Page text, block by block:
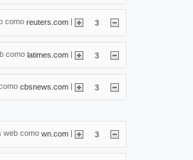
como reuters.com 3
como latimes.com | 3
cbsnews.com | 3
web como wn.com | 3